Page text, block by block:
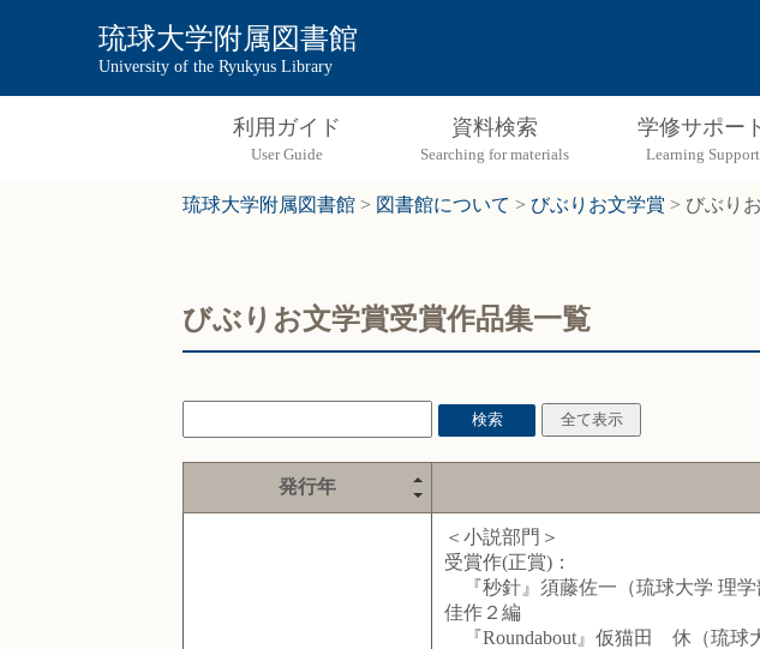
琉球大学附属図書館
University of the Ryukyus Library
利用ガイド 資料検索 学修サポー
琉球大学附属図書館 > 図書館について > びぶりお文学賞 > びぶり
びぶりお文学賞受賞作品集一覧
発行年
＜小説部門＞
受賞作(正賞)：
『秒針』須藤佐一（琉球大学 理学
佳作２編
『Roundabout』仮猫田 休（琉球